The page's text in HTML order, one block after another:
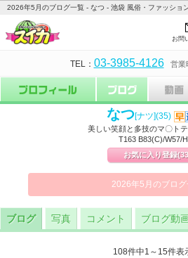
2026年5月のブログ一覧 - なつ - 池袋 風俗・ファッショ
お問
TEL： 03-3985-4126 営業
なつ[ナツ](35)
美しい笑顔と多技のマ〇ト
T163 B83(C)/W57/
お気に入り登録
2026年5月のブログ
ブログ 写真 コメント ブログ動
108件中1～15件表